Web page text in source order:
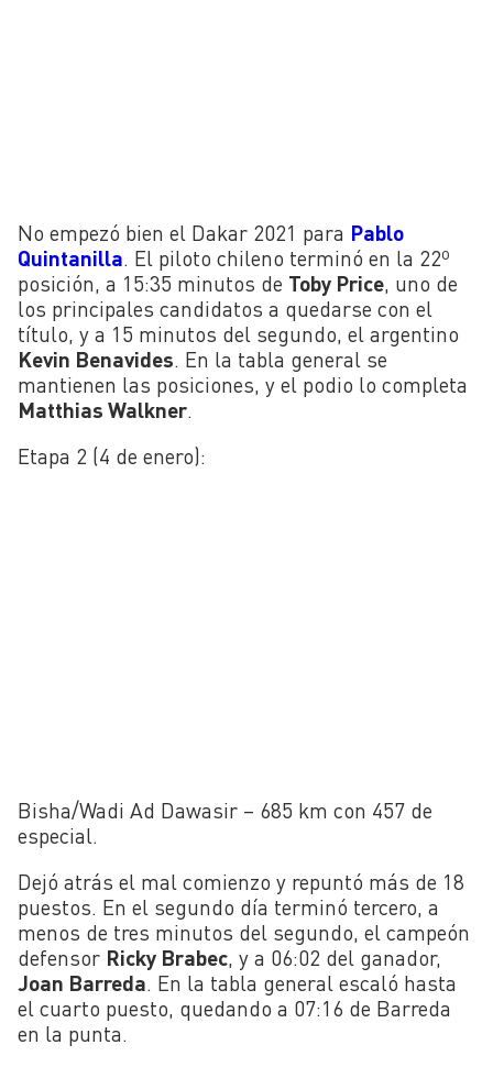
No empezó bien el Dakar 2021 para Pablo
Quintanilla. El piloto chileno terminó en la 22º
posición, a 15:35 minutos de Toby Price, uno de
los principales candidatos a quedarse con el
título, y a 15 minutos del segundo, el argentino
Kevin Benavides. En la tabla general se
mantienen las posiciones, y el podio lo completa
Matthias Walkner.
Etapa 2 (4 de enero):
Bisha/Wadi Ad Dawasir – 685 km con 457 de
especial.
Dejó atrás el mal comienzo y repuntó más de 18
puestos. En el segundo día terminó tercero, a
menos de tres minutos del segundo, el campeón
defensor Ricky Brabec, y a 06:02 del ganador,
Joan Barreda. En la tabla general escaló hasta
el cuarto puesto, quedando a 07:16 de Barreda
en la punta.